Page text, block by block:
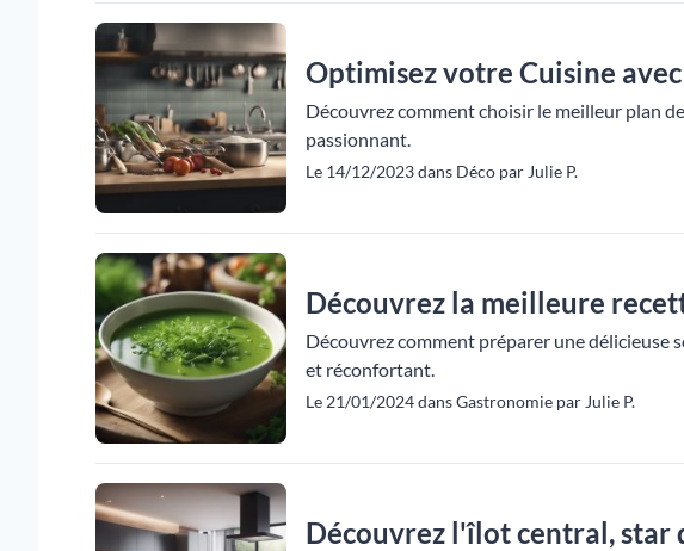
Optimisez votre Cuisine
Découvrez comment choisir le meilleur plan
passionnant.
Le 14/12/2023 dans Déco par Julie P.
Découvrez la meilleure
Découvrez comment préparer une délicieuse
et réconfortant.
Le 21/01/2024 dans Gastronomie par Julie P.
Découvrez l'îlot central, star